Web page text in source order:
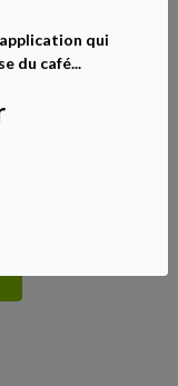
24/48 heures
qui
du café...